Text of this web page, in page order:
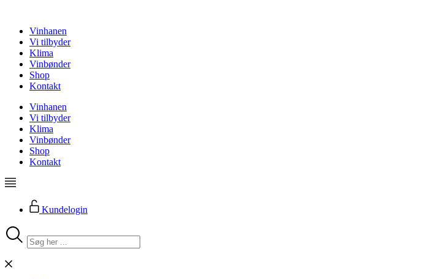
indholdVinhanen
Vi tilbyder
Klima
Vinbønder
Shop
Kontakt
Vinhanen
Vi tilbyder
Klima
Vinbønder
Shop
Kontakt
Kundelogin
Search
...